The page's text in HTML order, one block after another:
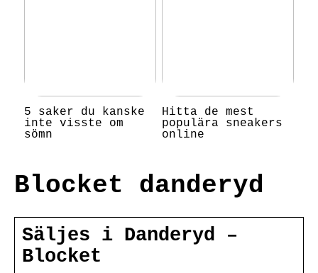
5 saker du kanske
inte visste om
sömn
Hitta de mest
populära sneakers
online
Blocket danderyd
Säljes i Danderyd –
Blocket